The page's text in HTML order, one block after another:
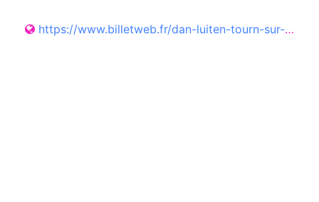
https://www.billetweb.fr/dan-luiten-tourn-sur-la-terre-comme-au-ciel-pau